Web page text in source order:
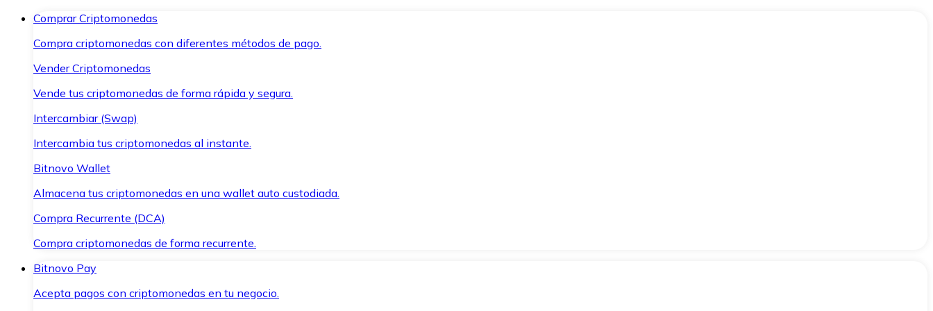
Comprar Criptomonedas
Compra criptomonedas con diferentes métodos de pago.
Vender Criptomonedas
Vende tus criptomonedas de forma rápida y segura.
Intercambiar (Swap)
Intercambia tus criptomonedas al instante.
Bitnovo Wallet
Almacena tus criptomonedas en una wallet auto custodiada.
Compra Recurrente (DCA)
Compra criptomonedas de forma recurrente.
Bitnovo Pay
Acepta pagos con criptomonedas en tu negocio.